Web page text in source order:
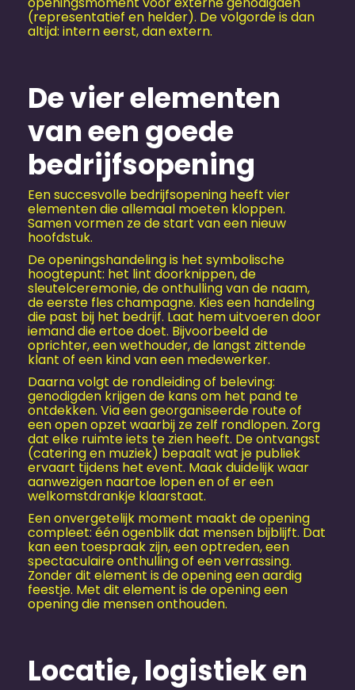
(representatief en helder). De volgorde is dan
altijd: intern eerst, dan extern.
De vier elementen
van een goede
bedrijfsopening
Een succesvolle bedrijfsopening heeft vier
elementen die allemaal moeten kloppen.
Samen vormen ze de start van een nieuw
hoofdstuk.
De openingshandeling is het symbolische
hoogtepunt: het lint doorknippen, de
sleutelceremonie, de onthulling van de naam,
de eerste fles champagne. Kies een handeling
die past bij het bedrijf. Laat hem uitvoeren door
iemand die ertoe doet. Bijvoorbeeld de
oprichter, een wethouder, de langst zittende
klant of een kind van een medewerker.
Daarna volgt de rondleiding of beleving:
genodigden krijgen de kans om het pand te
ontdekken. Via een georganiseerde route of
een open opzet waarbij ze zelf rondlopen. Zorg
dat elke ruimte iets te zien heeft. De ontvangst
(catering en muziek) bepaalt wat je publiek
ervaart tijdens het event. Maak duidelijk waar
aanwezigen naartoe lopen en of er een
welkomstdrankje klaarstaat.
Een onvergetelijk moment maakt de opening
compleet: één ogenblik dat mensen bijblijft. Dat
kan een toespraak zijn, een optreden, een
spectaculaire onthulling of een verrassing.
Zonder dit element is de opening een aardig
feestje. Met dit element is de opening een
opening die mensen onthouden.
Locatie, logistiek en